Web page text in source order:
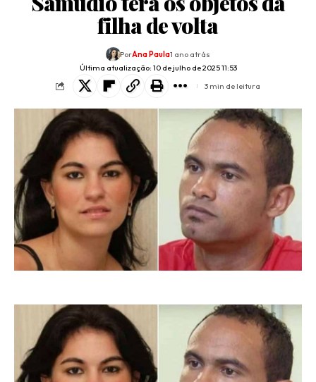
filha de volta
Última atualização: 10 de julho de 2025 11:53
PorAna Paula1 ano atrás
3 min de leitura